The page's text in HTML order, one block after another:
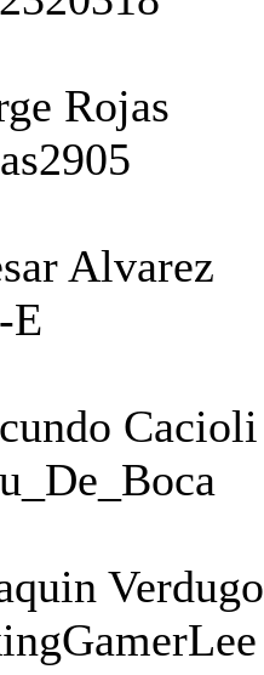
Rojas
Alvarez
E
Cacioli
Verdugo